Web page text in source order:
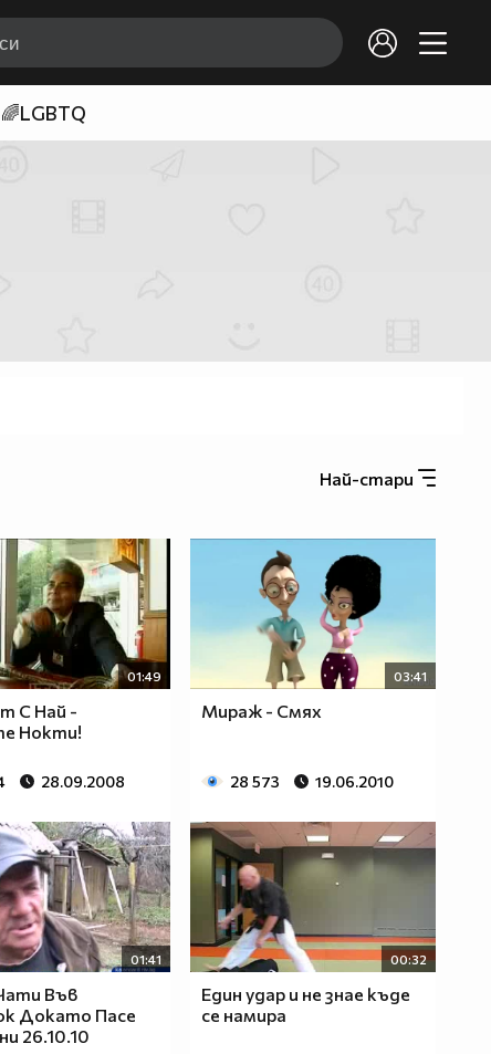
🌈LGBTQ
Най-стари
01:49
С Най -
Нокти!
28.09.2008
03:41
Мираж - Смях
28 573 19.06.2010
01:41
Във
Докато Пасе
26.10.10
00:32
Един удар и не знае къде
се намира